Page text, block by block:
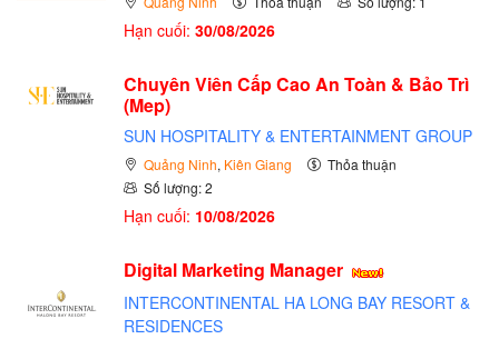
Hạn cuối: 30/08/2026
Chuyên Viên Cấp Cao An Toàn & Bảo Trì
(Mep)
SUN HOSPITALITY & ENTERTAINMENT GROUP
Quảng Ninh, Kiên Giang
Thỏa thuận
Số lượng: 2
Hạn cuối: 10/08/2026
Digital Marketing Manager
INTERCONTINENTAL HA LONG BAY RESORT &
RESIDENCES